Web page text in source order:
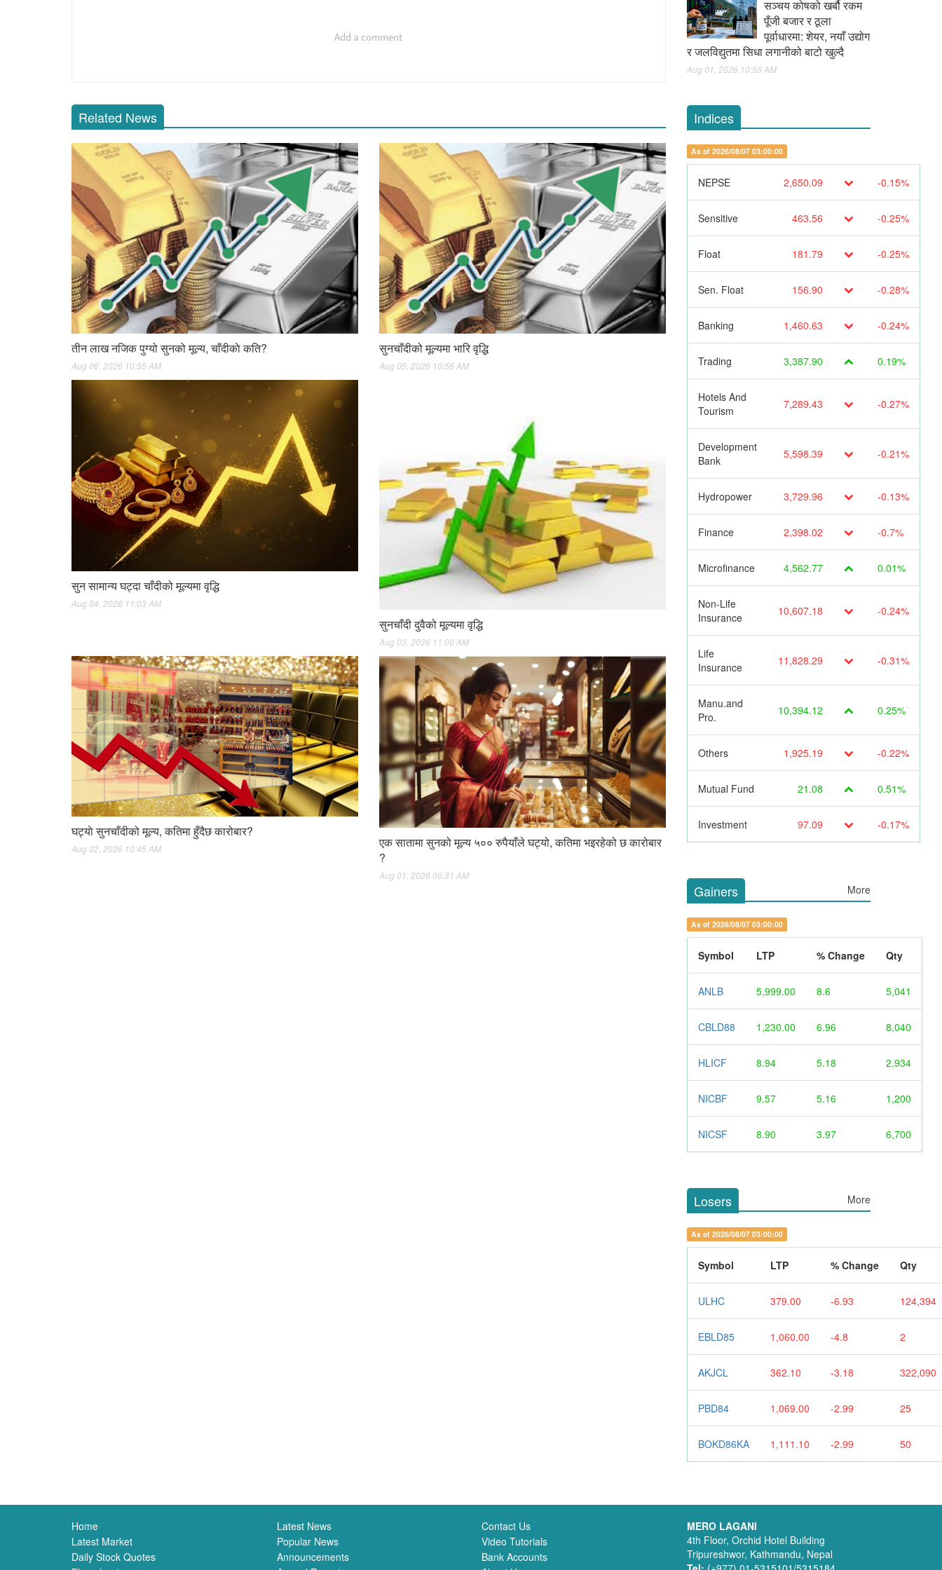
Add a comment
Related News
तीन लाख नजिक पुग्यो सुनको मूल्य, चाँदीकाे कति?
Aug 06, 2026 10:55 AM
सुनचाँदीको मूल्यमा भारि वृद्धि
Aug 05, 2026 10:56 AM
सुन सामान्य घट्दा चाँदीको मूल्यमा वृद्धि
Aug 04, 2026 11:03 AM
सुनचाँदी दुवैको मूल्यमा वृद्धि
Aug 03, 2026 11:00 AM
घट्याे सुनचाँदीको मूल्य, कतिमा हुँदैछ कारोबार?
Aug 02, 2026 10:45 AM
एक सातामा सुनको मूल्य ५०० रुपैयाँले घट्यो, कतिमा भइरहेको छ कारोबार
?
Aug 01, 2026 06:31 AM
सञ्चय कोषको खर्बौ रकम
पूँजी बजार र ठूला
पूर्वाधारमा: शेयर, नयाँ उद्योग
र जलविद्युतमा सिधा लगानीको बाटो खुल्दै
Aug 01, 2026 10:55 AM
Indices
As of 2026/08/07 03:00:00
NEPSE 2,650.09 -0.15%
Sensitive 463.56 -0.25%
Float 181.79 -0.25%
Sen. Float 156.90 -0.28%
Banking 1,460.63 -0.24%
Trading 3,387.90 0.19%
Hotels And
Tourism
7,289.43 -0.27%
Development
Bank
5,598.39 -0.21%
Hydropower 3,729.96 -0.13%
Finance 2,398.02 -0.7%
Microfinance 4,562.77 0.01%
Non-Life
Insurance
10,607.18 -0.24%
Life
Insurance
11,828.29 -0.31%
Manu.and
Pro.
10,394.12 0.25%
Others 1,925.19 -0.22%
Mutual Fund 21.08 0.51%
Investment 97.09 -0.17%
Gainers More
As of 2026/08/07 03:00:00
Symbol LTP % Change Qty
ANLB 5,999.00 8.6 5,041
CBLD88 1,230.00 6.96 8,040
HLICF 8.94 5.18 2,934
NICBF 9.57 5.16 1,200
NICSF 8.90 3.97 6,700
Losers More
As of 2026/08/07 03:00:00
Symbol LTP % Change Qty
ULHC 379.00 -6.93 124,394
EBLD85 1,060.00 -4.8 2
AKJCL 362.10 -3.18 322,090
PBD84 1,069.00 -2.99 25
BOKD86KA 1,111.10 -2.99 50
Home
Latest Market
Daily Stock Quotes
Latest News
Popular News
Announcements
Contact Us
Video Tutorials
Bank Accounts
MERO LAGANI
4th Floor, Orchid Hotel Building
Tripureshwor, Kathmandu, Nepal